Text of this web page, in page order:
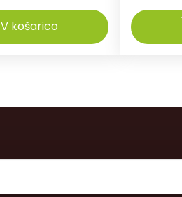
V košarico